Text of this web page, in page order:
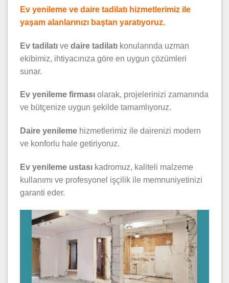
Ev yenileme ve daire tadilatı hizmetlerimiz ile
yaşam alanlarınızı baştan yaratıyoruz.
Ev tadilatı ve daire tadilatı konularında uzman
ekibimiz, ihtiyacınıza göre en uygun çözümleri
sunar.
Ev yenileme firması olarak, projelerinizi zamanında
ve bütçenize uygun şekilde tamamlıyoruz.
Daire yenileme hizmetlerimiz ile dairenizi modern
ve konforlu hale getiriyoruz.
Ev yenileme ustası kadromuz, kaliteli malzeme
kullanımı ve profesyonel işçilik ile memnuniyetinizi
garanti eder.